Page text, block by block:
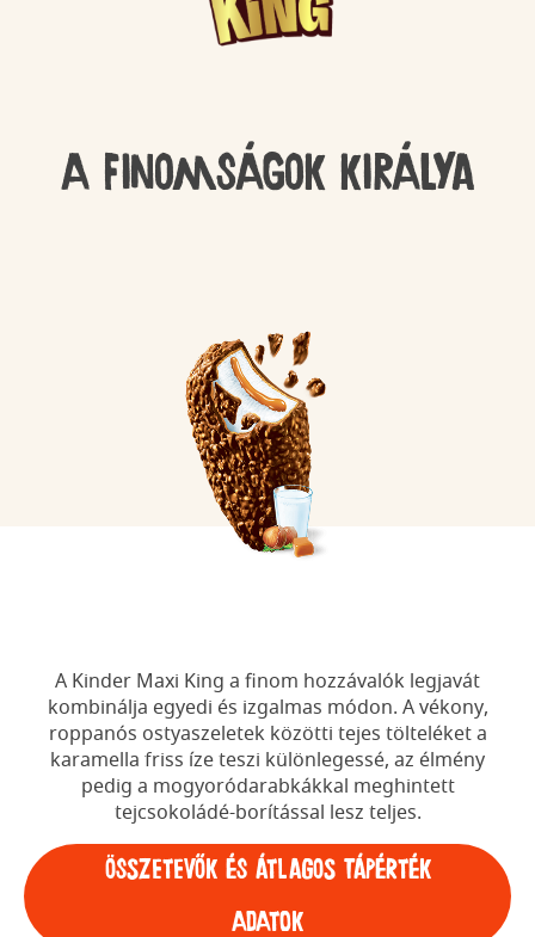
A finomságok királya
A Kinder Maxi King a finom hozzávalók legjavát
kombinálja egyedi és izgalmas módon. A vékony,
roppanós ostyaszeletek közötti tejes tölteléket a
karamella friss íze teszi különlegessé, az élmény
pedig a mogyoródarabkákkal meghintett
tejcsokoládé-borítással lesz teljes.
ÖSSZETEVŐK ÉS ÁTLAGOS TÁPÉRTÉK
ADATOK